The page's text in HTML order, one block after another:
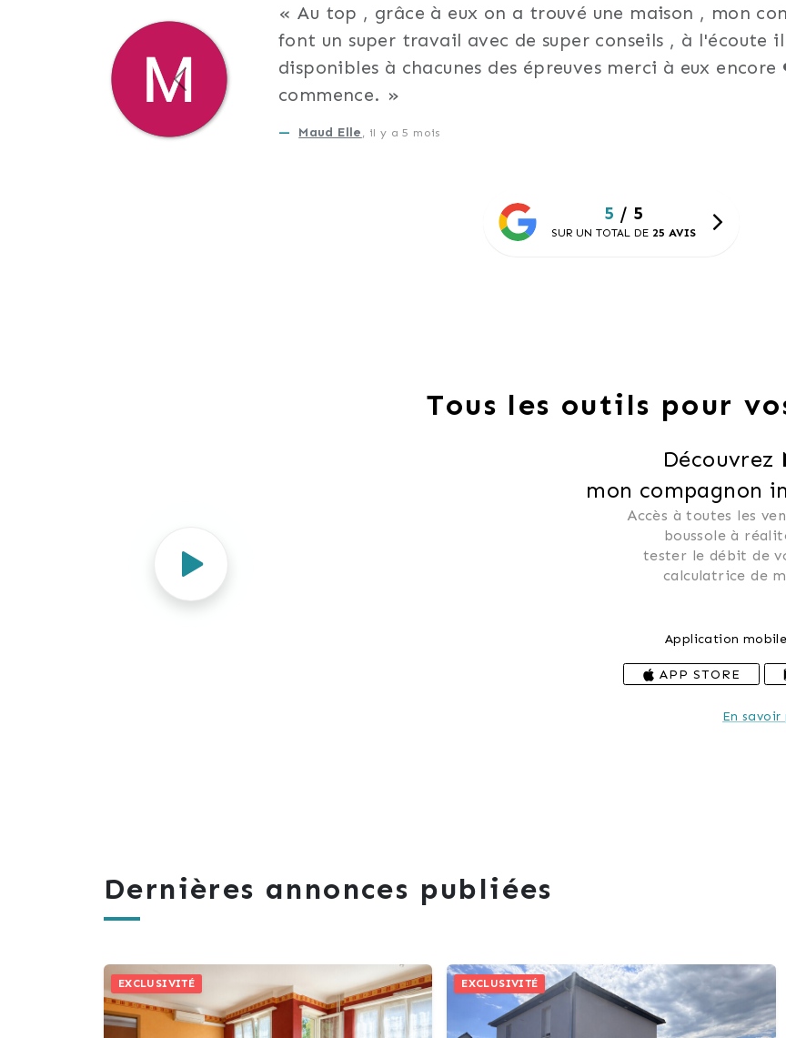
Au top , grâce à eux on a trouvé une maison , mon
font un super travail avec de super conseils , à l'écoute
disponibles à chacunes des épreuves merci à eux
commence.
Maud Elle , il y a 5 mois
Précédent
5 / 5
SUR UN TOTAL DE 25 AVIS
Tous les outils pour
Découvrez
mon compagnon
Accès à toutes les
boussole à
tester le débit de
calculatrice de
Application
APP STORE
En savoir
Dernières annonces publiées
EXCLUSIVITÉ EXCLUSIVITÉ